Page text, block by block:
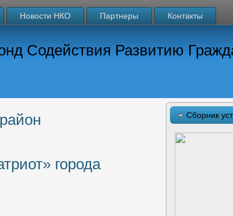
Новости НКО Партнеры Контакты
Содействия Развитию
города
Сборник